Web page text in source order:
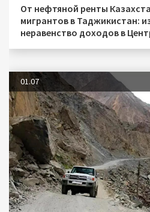
От нефтяной ренты
мигрантов в Таджикистан:
неравенство доходов в
01.07